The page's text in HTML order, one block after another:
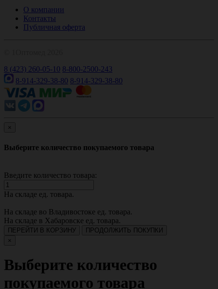
О компании
Контакты
Публичная оферта
8 (423) 260-05-10 8-800-2500-243
8-914-329-38-80 8-914-329-38-80
×
Выберите количество покупаемого товара
Введите количество товара:
На складе ед. товара.
На складе во Владивостоке ед. товара.
На складе в Хабаровске ед. товара.
ПЕРЕЙТИ В КОРЗИНУ
ПРОДОЛЖИТЬ ПОКУПКИ
×
Выберите количество
покупаемого товара